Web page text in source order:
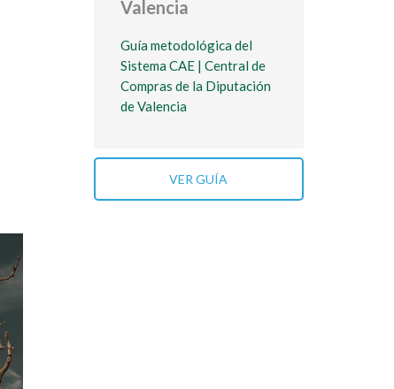
Valencia
Guía metodológica del
Sistema CAE | Central de
Compras de la Diputación
de Valencia
VER GUÍA